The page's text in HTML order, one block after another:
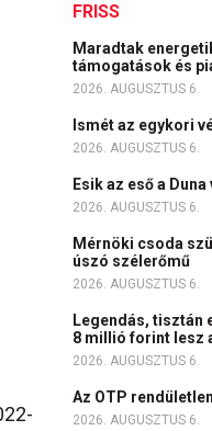
FRISS
Maradtak
támogatások és
2026. AUGUSZTUS 6.
Ismét az egykori
2026. AUGUSZTUS 6.
Esik az eső a
2026. AUGUSZTUS 6.
Mérnöki csoda
úszó szélerőmű
2026. AUGUSZTUS 6.
Legendás, tisztán
8 millió forint lesz
2026. AUGUSZTUS 6.
Az OTP
2026. AUGUSZTUS 6.